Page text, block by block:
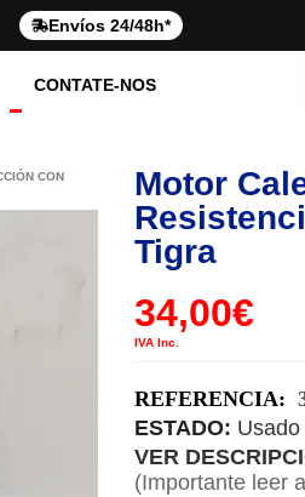
Envíos 24/48h*
CONTATE-NOS
CON
Motor
Tigra
34,00€
IVA Inc.
REFERENCIA:
ESTADO: Usado
VER
(Importante leer